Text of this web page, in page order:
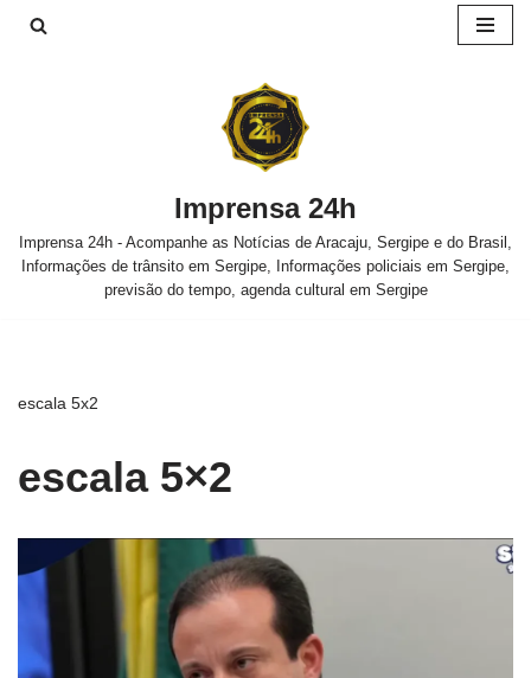
Imprensa 24h
Imprensa 24h - Acompanhe as Notícias de Aracaju, Sergipe e do Brasil,
Informações de trânsito em Sergipe, Informações policiais em Sergipe,
previsão do tempo, agenda cultural em Sergipe
escala 5x2
escala 5×2